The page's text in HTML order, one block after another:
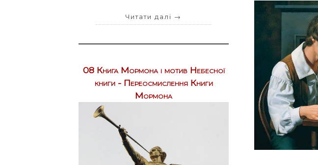
Читати далі →
08 Книга Мормона і мотив Небесної
книги - Переосмислення Книги
Мормона